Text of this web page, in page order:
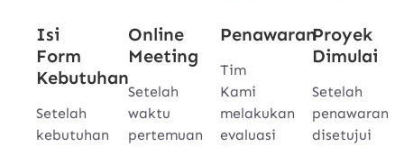
Isi
Form
Kebutuhan
Setelah
kebutuhan
Online
Meeting
Setelah
waktu
pertemuan
Penawaran
Tim
Kami
melakukan
evaluasi
Proyek
Dimulai
Setelah
penawaran
disetujui